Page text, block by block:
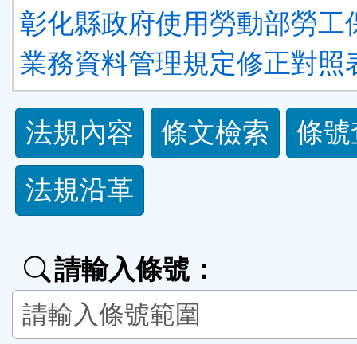
彰化縣政府使用勞動部勞工
業務資料管理規定修正對照
法
規
功
按
鈕
法規內容 條文檢索
條
法規沿革
請輸入條號：